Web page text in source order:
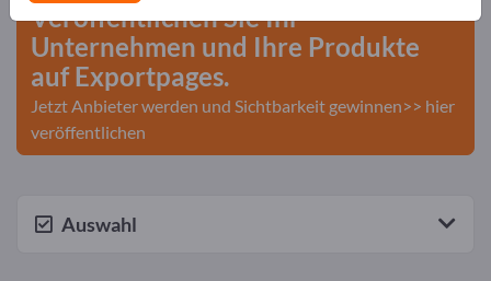
Veröffentlichen Sie Ihr
Unternehmen und Ihre Produkte
auf Exportpages.
Jetzt Anbieter werden und Sichtbarkeit gewinnen>> hier
veröffentlichen
Auswahl